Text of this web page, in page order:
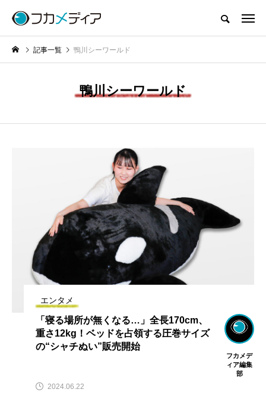
記事一覧 鴨川シーワールド
鴨川シーワールド
エンタメ
「寝る場所が無くなる…」全長170cm、
重さ12kg！ベッドを占領する圧巻サイズ
の“シャチぬい”販売開始
フカメデ
ィア編集
部
2024.06.22